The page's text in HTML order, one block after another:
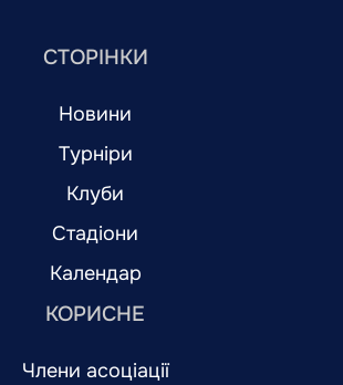
СТОРІНКИ
Новини
Турніри
Клуби
Стадіони
Календар
КОРИСНЕ
Члени асоціації